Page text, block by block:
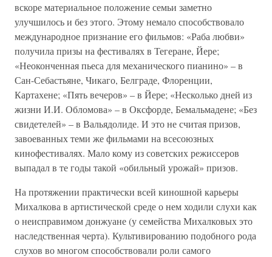
вскоре материальное положение семьи заметно
улучшилось и без этого. Этому немало способствовало
международное признание его фильмов: «Раба любви»
получила призы на фестивалях в Тегеране, Йере;
«Неоконченная пьеса для механического пианино» – в
Сан-Себастьяне, Чикаго, Белграде, Флоренции,
Картахене; «Пять вечеров» – в Йере; «Несколько дней из
жизни И.И. Обломова» – в Оксфорде, Бемальмадене; «Без
свидетелей» – в Вальядолиде. И это не считая призов,
завоеванных теми же фильмами на всесоюзных
кинофестивалях. Мало кому из советских режиссеров
выпадал в те годы такой «обильный урожай» призов.
На протяжении практически всей киношной карьеры
Михалкова в артистической среде о нем ходили слухи как
о неисправимом донжуане (у семейства Михалковых это
наследственная черта). Культивированию подобного рода
слухов во многом способствовали роли самого